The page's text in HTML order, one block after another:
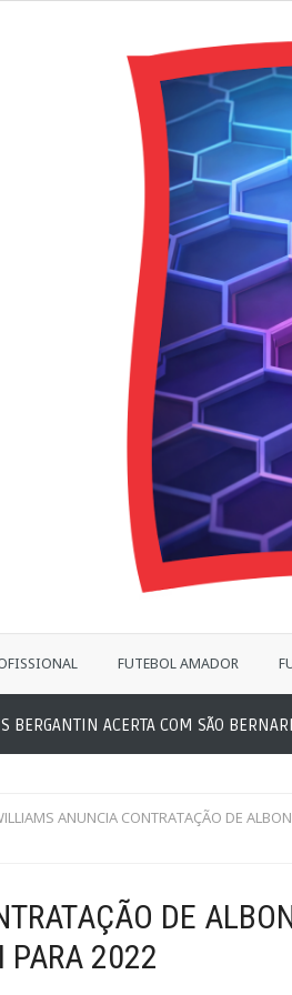
FUTEBOL AMADOR
COM SÃO BERNARDO Futebol
ANUNCIA CONTRATAÇÃO DE
DE
PARA 2022